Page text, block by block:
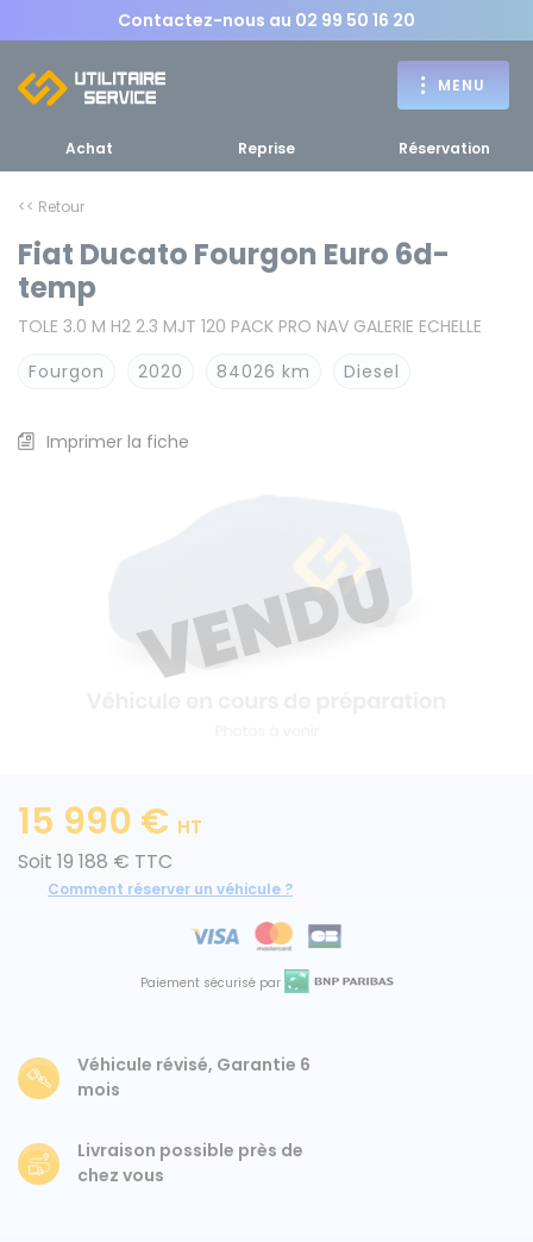
Contactez-nous au 02 99 50 16 20
MENU
RETOUR
MENU
d'un utilitaire
Caisses grands volumes
Minibus
Fiat
Isuzu
RETOUR MENU
Achat Reprise Réservation
<< Retour
Fiat Ducato Fourgon Euro 6d-
temp
TOLE 3.0 M H2 2.3 MJT 120 PACK PRO NAV GALERIE ECHELLE
Fourgon
2020 84026 km Diesel
Imprimer la fiche
15 990 € HT
Soit 19 188 € TTC
Comment réserver un véhicule ?
Paiement sécurisé par
Véhicule révisé, Garantie 6
mois
Livraison possible près de
chez vous